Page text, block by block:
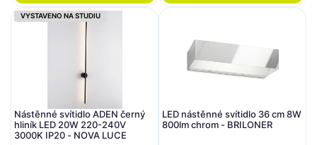
VYSTAVENO NA STUDIU
Nástěnné svítidlo ADEN černý
hliník LED 20W 220-240V
3000K IP20 - NOVA LUCE
LED nástěnné svítidlo 36 cm 8W
800lm chrom - BRILONER